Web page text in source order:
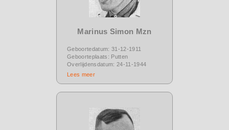
Marinus Simon Mzn
Geboortedatum: 31-12-1911
Geboorteplaats: Putten
Overlijdensdatum: 24-11-1944
Lees meer